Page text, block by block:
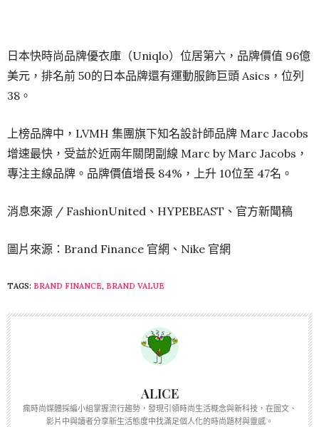
日本快時尚品牌優衣庫（Uniqlo）位居第六，品牌價值 96億
美元，排名前 50的日本品牌還有運動服飾巨頭 Asics，位列
38。
上榜品牌中，LVMH 集團旗下知名設計師品牌 Marc Jacobs
增速最快，受益於近兩年關閉副線 Marc by Marc Jacobs，
專注主線品牌。品牌價值增長 84%，上升 10位至 47名。
消息來源 / FashionUnited、HYPEBEAST、官方新聞稿
圖片來源：Brand Finance 官網、Nike 官網
TAGS: BRAND FINANCE, BRAND VALUE
ALICE
瘋時尚媒體採編小組掌握流行趨勢，發現引領時尚生活概念與新科技，在圖文、
影片中與讀者分享新生活態度中找滿足個人化的時尚題材與靈感。